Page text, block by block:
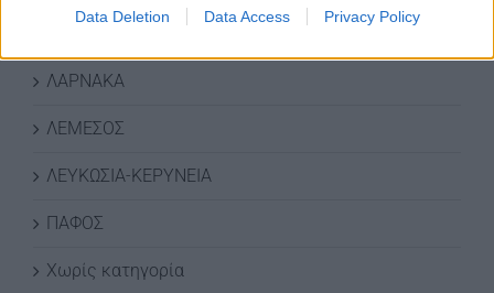
Data Deletion Data Access Privacy Policy
ΛΑΡΝΑΚΑ
ΛΕΜΕΣΟΣ
ΛΕΥΚΩΣΙΑ-ΚΕΡΥΝΕΙΑ
ΠΑΦΟΣ
Χωρίς κατηγορία